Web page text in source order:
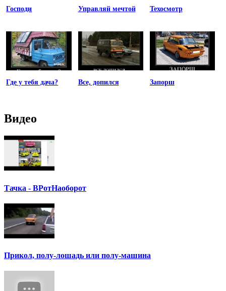
Господи Управляй мечтой Техосмотр
Где у тебя дача? Все, допился Запорш
Видео
Тачка - ВРотНаоборот
Прикол, полу-лошадь или полу-машина